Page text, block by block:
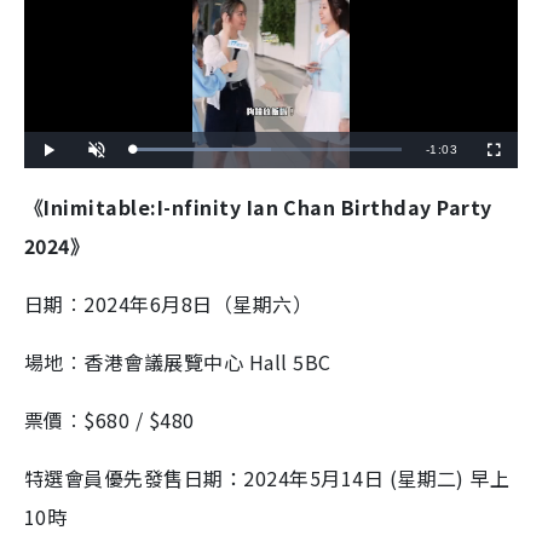
l
n
t
e
L
o
e
d
%
R
m
T
-1:03
u
s
c
《Inimitable:I-nfinity Ian Chan Birthday Party
2024》
日期︰2024年6月8日（星期六）
場地︰香港會議展覽中心 Hall 5BC
票價︰$680 / $480
特選會員優先發售日期：2024年5月14日 (星期二) 早上
10時